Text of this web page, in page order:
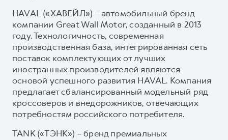
HAVAL («ХАВЕЙЛ») – автомобильный бренд
компании Great Wall Motor, созданный в 2013
году. Технологичность, современная
производственная база, интегрированная сеть
поставок комплектующих от лучших
иностранных производителей являются
основой успешного развития HAVAL. Компания
предлагает сбалансированный модельный ряд
кроссоверов и внедорожников, отвечающих
потребностям российского потребителя.
TANK («ТЭНК») – бренд премиальных